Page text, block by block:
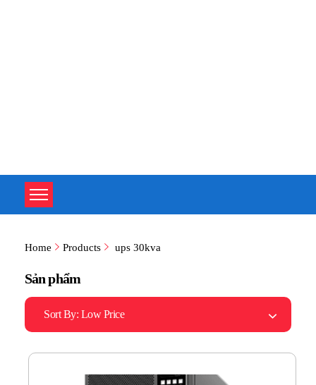
Home Products ups 30kva
Sản phẩm
Sort By: Low Price